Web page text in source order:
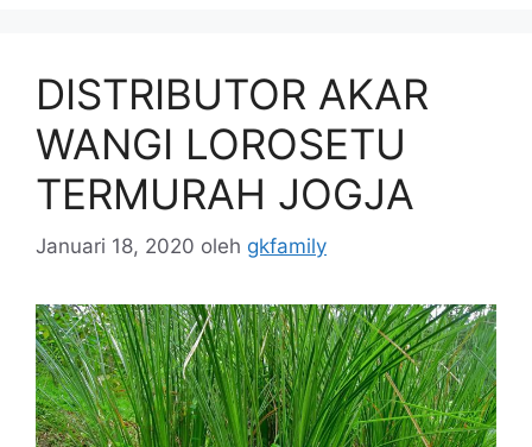
DISTRIBUTOR AKAR
WANGI LOROSETU
TERMURAH JOGJA
Januari 18, 2020 oleh gkfamily